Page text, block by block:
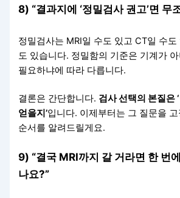
8) “결과지에 ‘정밀검사 권고’면 무
정밀검사는 MRI일 수도 있고 CT일 수
도 있습니다. 정밀함의 기준은 기계가
필요하냐에 따라 다릅니다.
결론은 간단합니다. 검사 선택의 본질은
얻을지’입니다. 이제부터는 그 질문을
순서를 알려드릴게요.
9) “결국 MRI까지 갈 거라면 한 번
나요?”